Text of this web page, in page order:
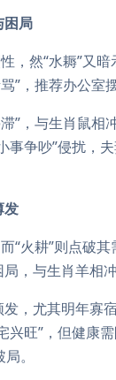
困局
，然“水耨”又
”，推荐办公室
”，与生肖鼠
事争吵”侵扰，
发
“火耕”则点破
，与生肖羊相
发，尤其明年寡
兴旺”，但健康
。